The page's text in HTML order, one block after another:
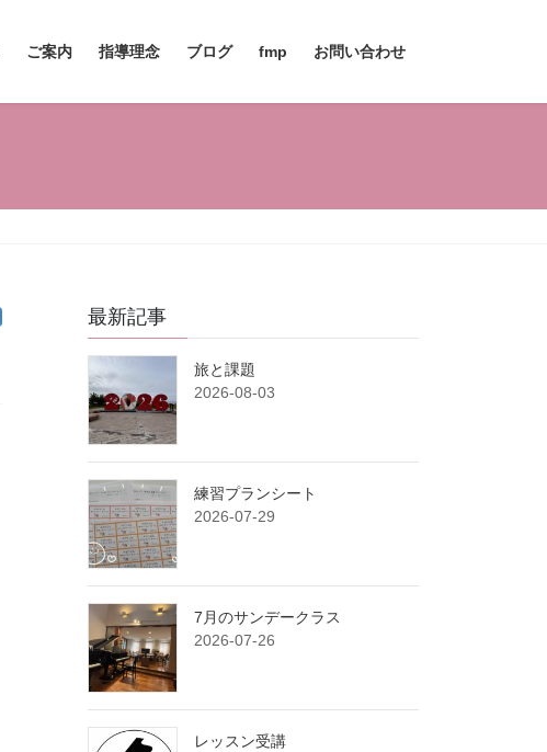
ご案内 指導理念 ブログ fmp お問い合わせ
最新記事
旅と課題
2026-08-03
練習プランシート
2026-07-29
7月のサンデークラス
2026-07-26
レッスン受講